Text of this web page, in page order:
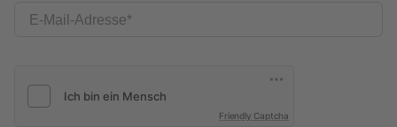
E-Mail-Adresse
Friendly Captcha